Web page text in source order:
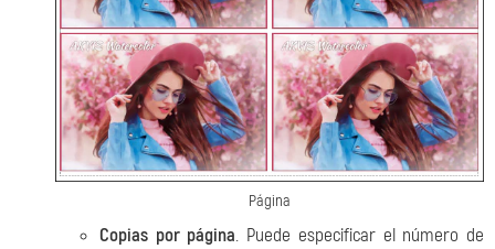
Página
Copias por página. Puede especificar el número de